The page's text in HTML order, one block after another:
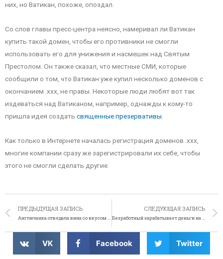
них, но Ватикан, похоже, опоздал.
Со слов главы пресс-центра неясно, намеривал ли Ватикан
купить такой домен, чтобы его противники не смогли
использовать его для унижения и насмешек над Святым
Престолом. Он также сказал, что местные СМИ, которые
сообщили о том, что Ватикан уже купил несколько доменов с
окончанием .xxx, не правы. Некоторые люди любят вот так
издеваться над Ватиканом, например, однажды к кому-то
пришла идея создать священные презервативы
Как только в Интернете началась регистрация доменов .xxx,
многие компании сразу же зарегистрировали их себе, чтобы
этого не смогли сделать другие.
ПРЕДЫДУЩАЯ ЗАПИСЬ
Англичанка отведала вина со вкусом лягушки
СЛЕДУЮЩАЯ ЗАПИСЬ
Безработный зарабатывает деньги на шутках
VK Facebook Twitter